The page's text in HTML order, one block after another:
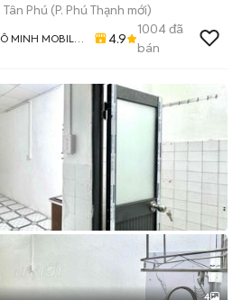
Tân Phú (P. Phú Thạnh mới)
MINH MOBILE
4.9
1004đã
bán
4